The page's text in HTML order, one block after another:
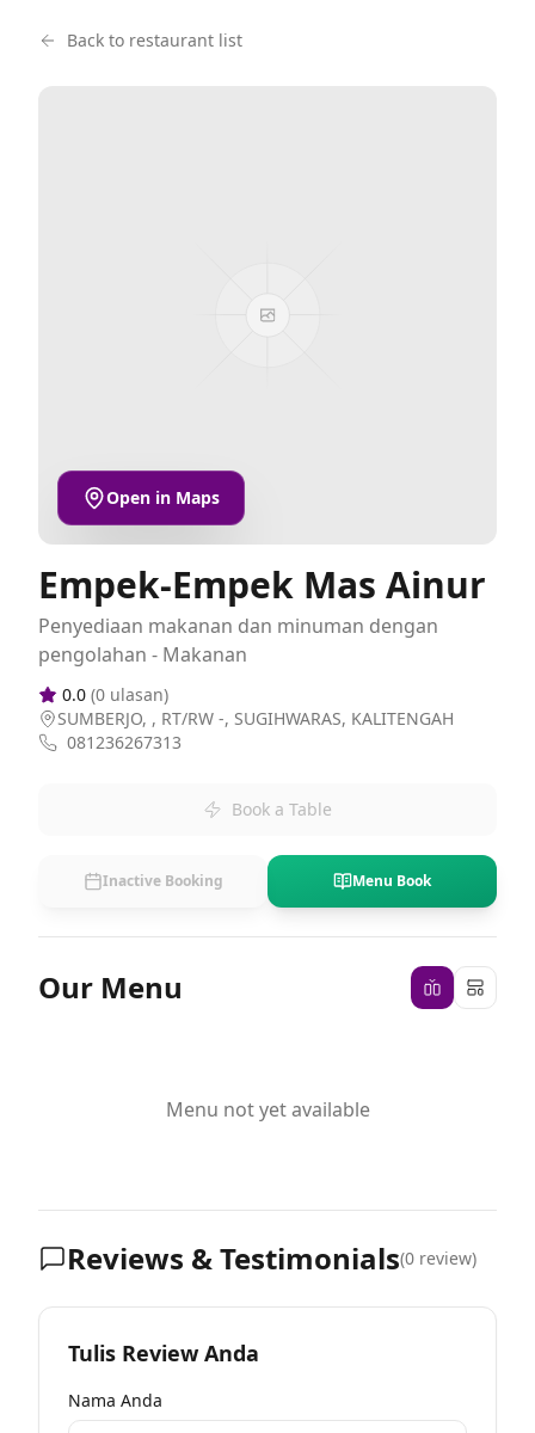
Back to restaurant list
Open in Maps
Empek-Empek Mas Ainur
Penyediaan makanan dan minuman dengan
pengolahan - Makanan
0.0 (0 ulasan)
SUMBERJO, , RT/RW -, SUGIHWARAS, KALITENGAH
081236267313
Book a Table
Inactive Booking Menu Book
Our Menu
Menu not yet available
Reviews & Testimonials(0 review)
Tulis Review Anda
Nama Anda